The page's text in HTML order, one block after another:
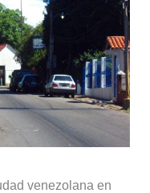
venezolana en